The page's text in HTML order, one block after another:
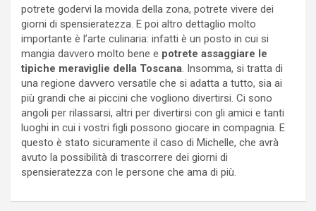
potrete godervi la movida della zona, potrete vivere dei
giorni di spensieratezza. E poi altro dettaglio molto
importante è l’arte culinaria: infatti è un posto in cui si
mangia davvero molto bene e potrete assaggiare le
tipiche meraviglie della Toscana. Insomma, si tratta di
una regione davvero versatile che si adatta a tutto, sia ai
più grandi che ai piccini che vogliono divertirsi. Ci sono
angoli per rilassarsi, altri per divertirsi con gli amici e tanti
luoghi in cui i vostri figli possono giocare in compagnia. E
questo è stato sicuramente il caso di Michelle, che avrà
avuto la possibilità di trascorrere dei giorni di
spensieratezza con le persone che ama di più.